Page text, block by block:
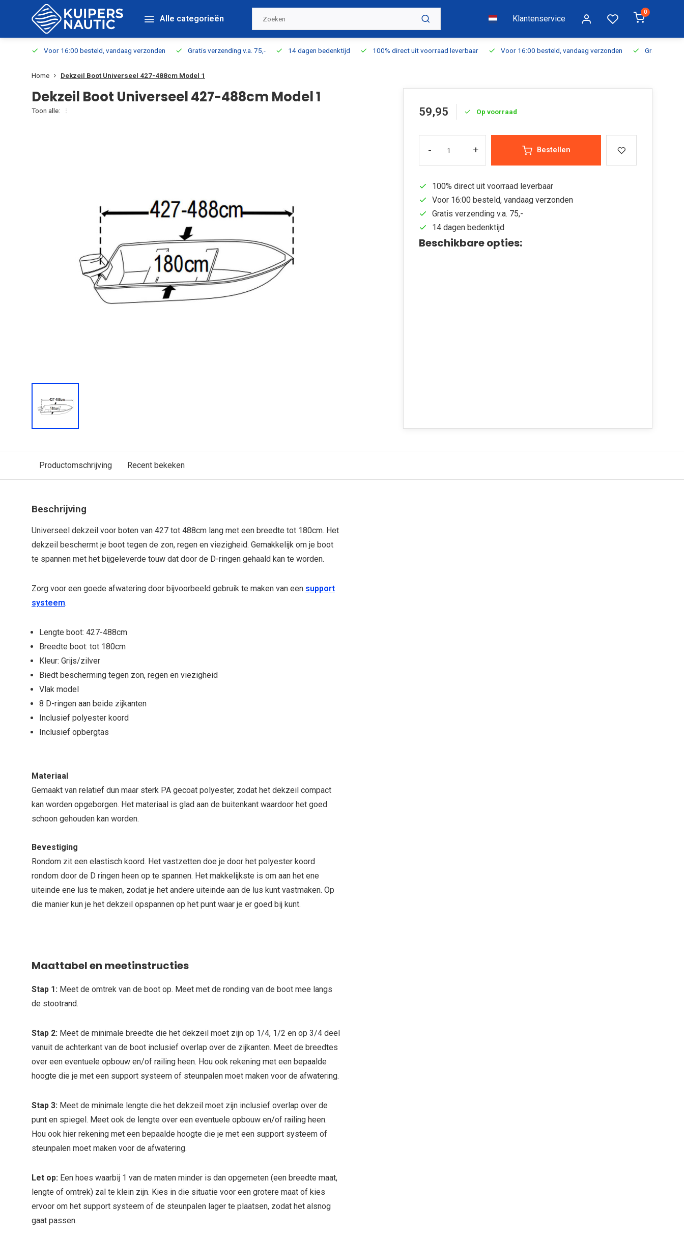
Alle categorieën Klantenservice
0
Voor 16:00 besteld, vandaag verzonden Gratis verzending v.a. 75,- 14 dagen bedenktijd 100% direct uit voorraad leverbaar Voor 16:00 besteld, vandaag verzonden Gratis
Home Dekzeil Boot Universeel 427-488cm Model 1
Dekzeil Boot Universeel 427-488cm Model 1
Toon alle: 59,95 Op voorraad
- + Bestellen
100% direct uit voorraad leverbaar
Voor 16:00 besteld, vandaag verzonden
Gratis verzending v.a. 75,-
14 dagen bedenktijd
Beschikbare opties:
Productomschrijving Recent bekeken
Beschrijving
Universeel dekzeil voor boten van 427 tot 488cm lang met een breedte tot 180cm. Het
dekzeil beschermt je boot tegen de zon, regen en viezigheid. Gemakkelijk om je boot
te spannen met het bijgeleverde touw dat door de D-ringen gehaald kan te worden.
Zorg voor een goede afwatering door bijvoorbeeld gebruik te maken van een support
systeem.
Lengte boot: 427-488cm
Breedte boot: tot 180cm
Kleur: Grijs/zilver
Biedt bescherming tegen zon, regen en viezigheid
Vlak model
8 D-ringen aan beide zijkanten
Inclusief polyester koord
Inclusief opbergtas
Materiaal
Gemaakt van relatief dun maar sterk PA gecoat polyester, zodat het dekzeil compact
kan worden opgeborgen. Het materiaal is glad aan de buitenkant waardoor het goed
schoon gehouden kan worden.
Bevestiging
Rondom zit een elastisch koord. Het vastzetten doe je door het polyester koord
rondom door de D ringen heen op te spannen. Het makkelijkste is om aan het ene
uiteinde ene lus te maken, zodat je het andere uiteinde aan de lus kunt vastmaken. Op
die manier kun je het dekzeil opspannen op het punt waar je er goed bij kunt.
Maattabel en meetinstructies
Stap 1: Meet de omtrek van de boot op. Meet met de ronding van de boot mee langs
de stootrand.
Stap 2: Meet de minimale breedte die het dekzeil moet zijn op 1/4, 1/2 en op 3/4 deel
vanuit de achterkant van de boot inclusief overlap over de zijkanten. Meet de breedtes
over een eventuele opbouw en/of railing heen. Hou ook rekening met een bepaalde
hoogte die je met een support systeem of steunpalen moet maken voor de afwatering.
Stap 3: Meet de minimale lengte die het dekzeil moet zijn inclusief overlap over de
punt en spiegel. Meet ook de lengte over een eventuele opbouw en/of railing heen.
Hou ook hier rekening met een bepaalde hoogte die je met een support systeem of
steunpalen moet maken voor de afwatering.
Let op: Een hoes waarbij 1 van de maten minder is dan opgemeten (een breedte maat,
lengte of omtrek) zal te klein zijn. Kies in die situatie voor een grotere maat of kies
ervoor om het support systeem of de steunpalen lager te plaatsen, zodat het alsnog
gaat passen.